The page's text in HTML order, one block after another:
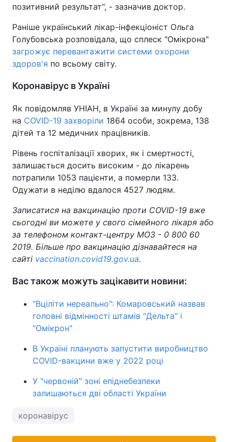
позитивний результат", - зазначив доктор.
Раніше український лікар-інфекціоніст Ольга
Голубовська розповідала, що сплеск "Омікрона"
загрожує перевантажити системи охорони
здоров'я по всьому світу.
Коронавірус в Україні
Як повідомляв УНІАН, в Україні за минулу добу
на COVID-19 захворіли 1864 особи, зокрема, 138
дітей та 12 медичних працівників.
Рівень госпіталізації хворих, як і смертності,
залишається досить високим - до лікарень
потрапили 1053 пацієнти, а померли 133.
Одужати в неділю вдалося 4527 людям.
Записатися на вакцинацію проти COVID-19 вже
сьогодні ви можете у свого сімейного лікаря або
за телефоном контакт-центру МОЗ - 0 800 60
2019. Більше про вакцинацію дізнавайтеся на
сайті vaccination.covid19.gov.ua.
Вас також можуть зацікавити новини:
"Вціліти нереально": Комаровський назвав
головні відмінності штамів "Дельта" і
"Омікрон"
В Україні планують запустити виробництво
COVID-вакцини вже у 2022 році
У "червоній" зоні епіднебезпеки
залишаються дві області України
коронавірус